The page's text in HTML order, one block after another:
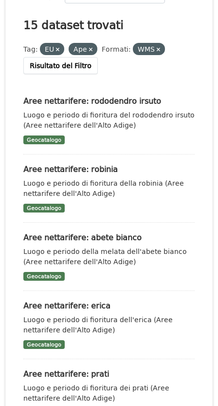
15 dataset trovati
Tag: EU Ape Formati:
WMS
Risultato del Filtro
Aree nettarifere: rododendro irsuto
Luogo e periodo di fioritura del rododendro irsuto
(Aree nettarifere dell'Alto Adige)
Geocatalogo
Aree nettarifere: robinia
Luogo e periodo di fioritura della robinia (Aree
nettarifere dell'Alto Adige)
Geocatalogo
Aree nettarifere: abete bianco
Luogo e periodo della melata dell'abete bianco
(Aree nettarifere dell'Alto Adige)
Geocatalogo
Aree nettarifere: erica
Luogo e periodo di fioritura dell'erica (Aree
nettarifere dell'Alto Adige)
Geocatalogo
Aree nettarifere: prati
Luogo e periodo di fioritura dei prati (Aree
nettarifere dell'Alto Adige)